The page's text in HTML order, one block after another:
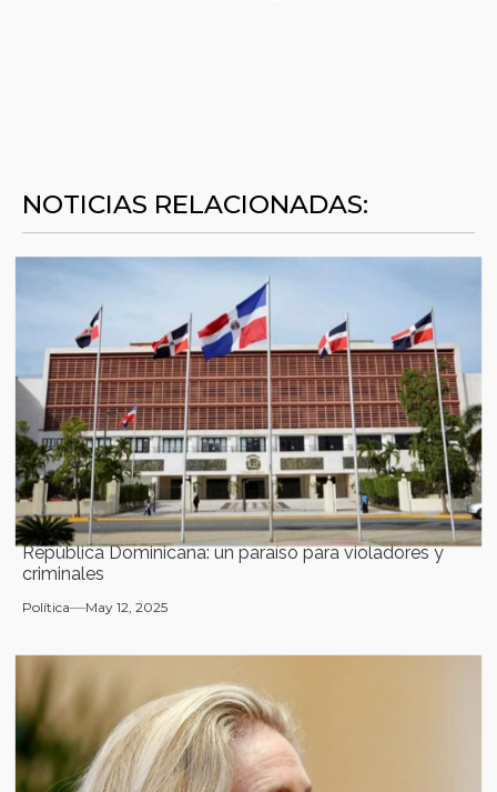
NOTICIAS RELACIONADAS:
República Dominicana: un paraíso para violadores y
criminales
Política May 12, 2025